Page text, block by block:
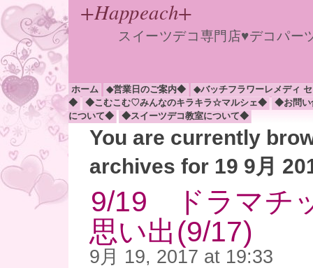
+Happeach+
スイーツデコ専門店♥デコパ
ホーム ◆営業日のご案内◆
◆バッチフラワーレメディ
◆
◆こむこむ♡みんなのキラキラ☆マルシェ◆
◆お問
について◆
◆スイーツデコ教室について◆
You are currently
archives for 19 9月
9/19 ドラマチ
思い出(9/17)
9月 19, 2017 at 19:33